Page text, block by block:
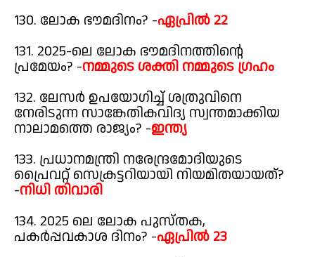
130. ലോക ഭൗമദിനം? -ഏപ്രിൽ 22
131. 2025-ലെ ലോക ഭൗമദിനത്തിന്റെ
പ്രമേയം? -നമ്മുടെ ശക്തി നമ്മുടെ ഗ്രഹം
132. ലേസർ ഉപയോഗിച്ച് ശത്രുവിനെ
നേരിടുന്ന സാങ്കേതികവിദ്യ സ്വന്തമാക്കിയ
നാലാമത്തെ രാജ്യം? -ഇന്ത്യ
133. പ്രധാനമന്ത്രി നരേന്ദ്രമോദിയുടെ
പ്രൈവറ്റ് സെക്രട്ടറിയായി നിയമിതയായത്?
-നിധി തിവാരി
134. 2025 ലെ ലോക പുസ്തക,
പകർപ്പവകാശ ദിനം? -ഏപ്രിൽ 23